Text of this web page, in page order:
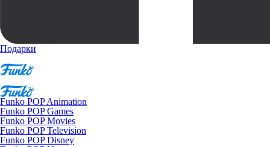
Подарки
Funko POP Animation
Funko POP Games
Funko POP Movies
Funko POP Television
Funko POP Disney